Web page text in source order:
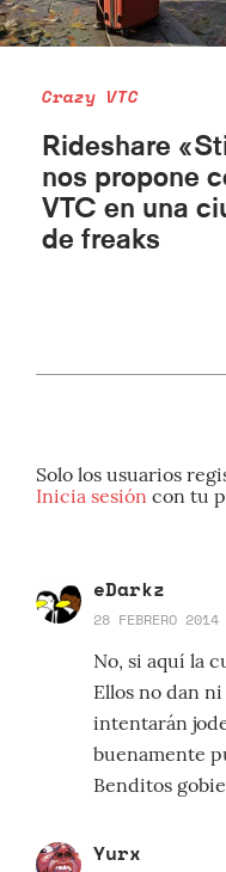
Crazy VTC
Rideshare
nos propone
VTC en una
de freaks
Solo los usuarios
Inicia sesión con tu
eDarkz
28 FEBRERO 2014
No, si aquí la
Ellos no dan
intentarán
buenamente
Benditos
Yurx